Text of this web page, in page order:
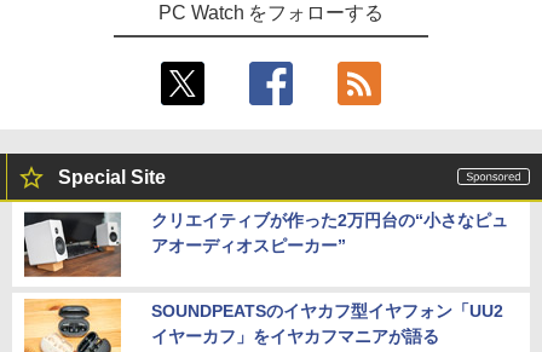
PC Watch をフォローする
Special Site
クリエイティブが作った2万円台の“小さなピュ
アオーディオスピーカー”
SOUNDPEATSのイヤカフ型イヤフォン「UU2
イヤーカフ」をイヤカフマニアが語る